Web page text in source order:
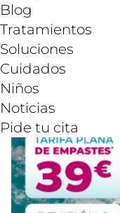
Blog
Tratamientos
Soluciones
Cuidados
Niños
Noticias
Pide tu cita